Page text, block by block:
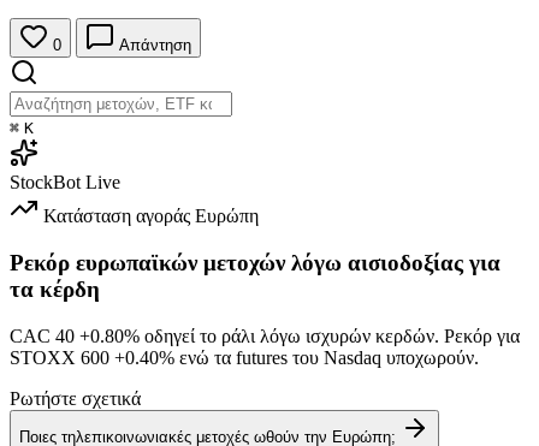
0 Απάντηση
⌘ K
StockBot Live
Κατάσταση αγοράς Ευρώπη
Ρεκόρ ευρωπαϊκών μετοχών λόγω αισιοδοξίας για
τα κέρδη
CAC 40 +0.80% οδηγεί το ράλι λόγω ισχυρών κερδών. Ρεκόρ για
STOXX 600 +0.40% ενώ τα futures του Nasdaq υποχωρούν.
Ρωτήστε σχετικά
Ποιες τηλεπικοινωνιακές μετοχές ωθούν την Ευρώπη;